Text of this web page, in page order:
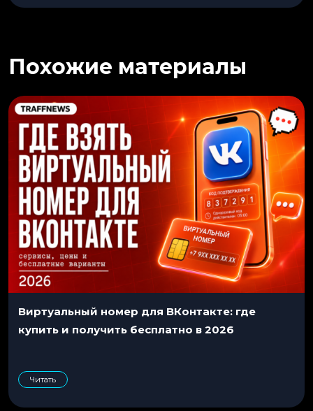
Похожие материалы
Виртуальный номер для ВКонтакте: где
купить и получить бесплатно в 2026
Читать